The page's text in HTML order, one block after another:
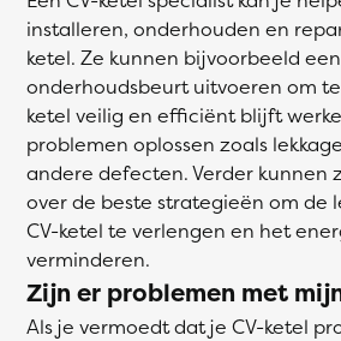
installeren, onderhouden en
ketel. Ze kunnen bijvoorbeeld
onderhoudsbeurt uitvoeren om
ketel veilig en efficiënt blijft
problemen oplossen zoals
andere defecten. Verder kunnen
over de beste strategieën om de
CV-ketel te verlengen en het
verminderen.
Zijn er problemen met
Als je vermoedt dat je CV-ketel